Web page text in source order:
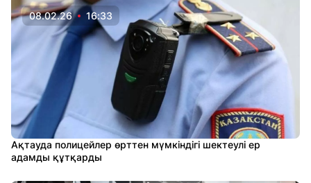
08.02.26 16:33
Ақтауда полицейлер өрттен мүмкіндігі шектеулі ер
адамды құтқарды